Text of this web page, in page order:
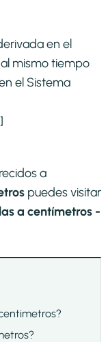
en el
mismo tiempo
el Sistema
a
puedes visitar
a centímetros -